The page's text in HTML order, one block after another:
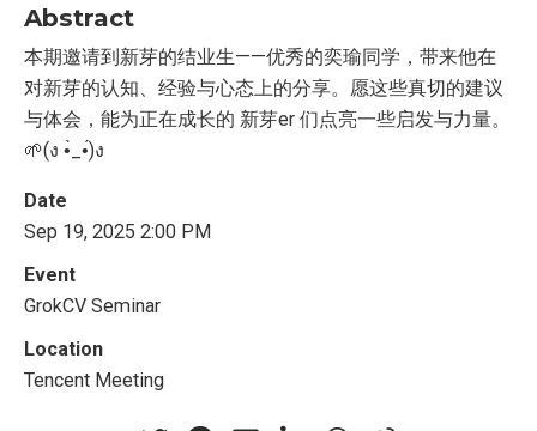
Abstract
本期邀请到新芽的结业生——优秀的奕瑜同学，带来他在
对新芽的认知、经验与心态上的分享。愿这些真切的建议
与体会，能为正在成长的 新芽er 们点亮一些启发与力量。
🌱(ง •̀_•́)ง
Date
Sep 19, 2025 2:00 PM
Event
GrokCV Seminar
Location
Tencent Meeting